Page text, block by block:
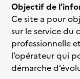
Objectif de
Ce site a pour
sur le service du
professionnelle
l’opérateur qui
démarche